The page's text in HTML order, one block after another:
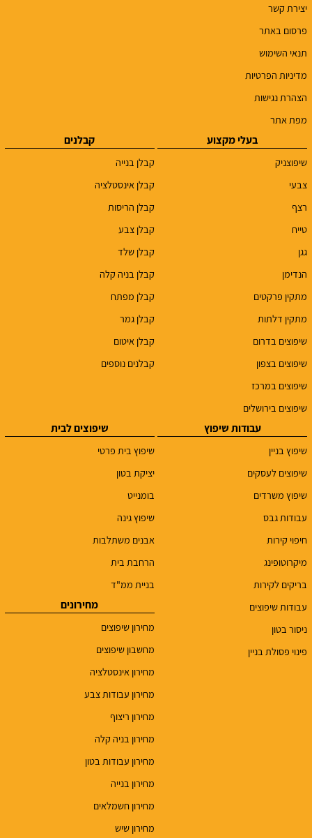
יצירת קשר
פרסום באתר
תנאי השימוש
מדיניות הפרטיות
הצהרת נגישות
מפת אתר
בעלי מקצוע
שיפוצניק
צבעי
רצף
טייח
גגן
הנדימן
מתקין פרקטים
מתקין דלתות
שיפוצים בדרום
שיפוצים בצפון
שיפוצים במרכז
שיפוצים בירושלים
קבלנים
קבלן בנייה
קבלן אינסטלציה
קבלן הריסות
קבלן צבע
קבלן שלד
קבלן בניה קלה
קבלן מפתח
קבלן גמר
קבלן איטום
קבלנים נוספים
עבודות שיפוץ
שיפוץ בניין
שיפוצים לעסקים
שיפוץ משרדים
עבודות גבס
חיפוי קירות
מיקרוטופינג
בריקים לקירות
עבודות שיפוצים
ניסור בטון
פינוי פסולת בניין
שיפוצים לבית
שיפוץ בית פרטי
יציקת בטון
בומנייט
שיפוץ גינה
אבנים משתלבות
הרחבת בית
בניית ממ"ד
מחירונים
מחירון שיפוצים
מחשבון שיפוצים
מחירון אינסטלציה
מחירון עבודות צבע
מחירון ריצוף
מחירון בניה קלה
מחירון עבודות בטון
מחירון בנייה
מחירון חשמלאים
מחירון שיש